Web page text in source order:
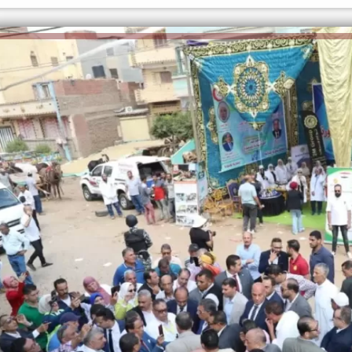
الكاتبة إلهام شرشر تهنئ الرئيس
السيسي بعيد ميلاده وتُشيد بجهوده
في بناء الدولة
رسالتى لآخر الزمان «محطة الضبعة
النووية»... من الحلم إلى التنفيذ